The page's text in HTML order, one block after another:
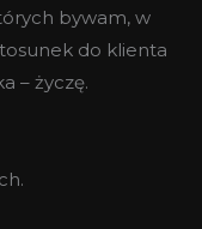
bywam, w
do klienta
– życzę.